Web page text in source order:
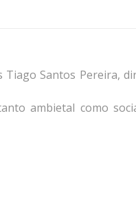
Tiago Santos Pereira,
ambietal como